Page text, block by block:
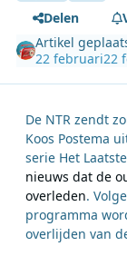
Delen
Artikel
22 februari22
De NTR zendt
Koos Postema
serie Het
nieuws dat de
overleden.
programma
overlijden van